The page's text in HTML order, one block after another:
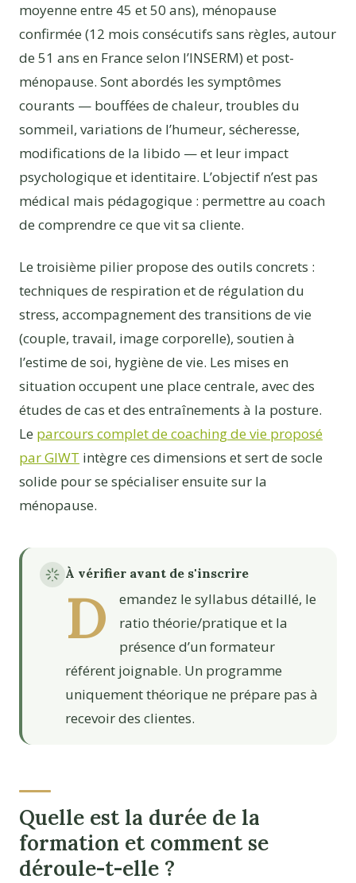
moyenne entre 45 et 50 ans), ménopause
confirmée (12 mois consécutifs sans règles, autour
de 51 ans en France selon l’INSERM) et post-
ménopause. Sont abordés les symptômes
courants — bouffées de chaleur, troubles du
sommeil, variations de l’humeur, sécheresse,
modifications de la libido — et leur impact
psychologique et identitaire. L’objectif n’est pas
médical mais pédagogique : permettre au coach
de comprendre ce que vit sa cliente.
Le troisième pilier propose des outils concrets :
techniques de respiration et de régulation du
stress, accompagnement des transitions de vie
(couple, travail, image corporelle), soutien à
l’estime de soi, hygiène de vie. Les mises en
situation occupent une place centrale, avec des
études de cas et des entraînements à la posture.
Le parcours complet de coaching de vie proposé
par GIWT intègre ces dimensions et sert de socle
solide pour se spécialiser ensuite sur la
ménopause.
À vérifier avant de s'inscrire
D
emandez le syllabus détaillé, le
ratio théorie/pratique et la
présence d’un formateur
référent joignable. Un programme
uniquement théorique ne prépare pas à
recevoir des clientes.
Quelle est la durée de la
formation et comment se
déroule-t-elle ?